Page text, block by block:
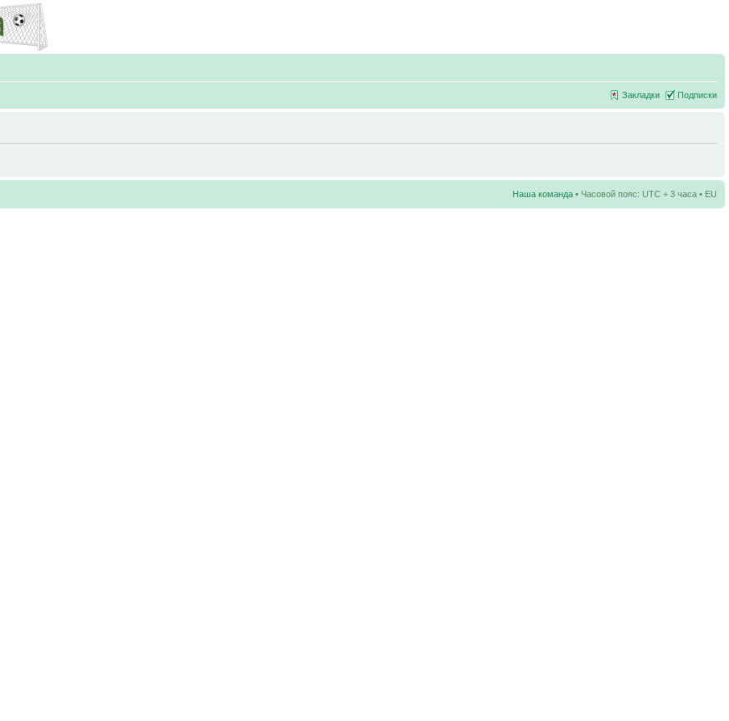
Закладки Подписки
Наша команда • Часовой пояс: UTC + 3 часа • EU